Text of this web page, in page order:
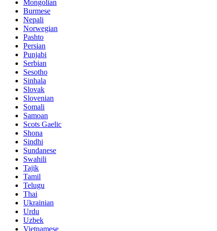
Mongolian
Burmese
Nepali
Norwegian
Pashto
Persian
Punjabi
Serbian
Sesotho
Sinhala
Slovak
Slovenian
Somali
Samoan
Scots Gaelic
Shona
Sindhi
Sundanese
Swahili
Tajik
Tamil
Telugu
Thai
Ukrainian
Urdu
Uzbek
Vietnamese